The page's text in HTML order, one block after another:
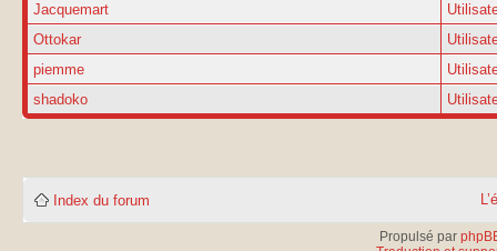
Jacquemart
Ottokar
piemme
shadoko
Index du forum
Propulsé par